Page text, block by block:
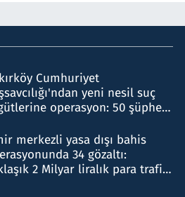
Cumhuriyet
yeni nesil suç
operasyon: 50 şüpheli
merkezli yasa dışı bahis
34 gözaltı:
2 Milyar liralık para trafiği